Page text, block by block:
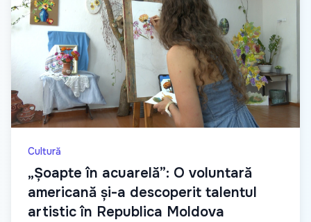
Cultură
„Șoapte în acuarelă”: O voluntară
americană și-a descoperit talentul
artistic în Republica Moldova